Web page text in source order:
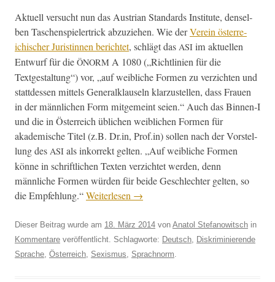
Aktuell ver­sucht nun das Aus­tri­an Stan­dards Insti­tute, densel­
ben Taschen­spiel­er­trick abzuziehen. Wie derVere­in öster­re­
ichis­ch­er Juristin­nen berichtet, schlägt das ASI im aktuellen
Entwurf für die ÖNORM A 1080 („Richtlin­ien für die
Textgestal­tung“) vor, „auf weib­liche For­men zu verzicht­en und
stattdessen mit­tels Gen­er­alk­lauseln klarzustellen, dass Frauen
in der männlichen Form mit­ge­meint seien.“ Auch das Binnen‑I
und die in Öster­re­ich üblichen weib­lichen For­men für
akademis­che Titel (z.B. Dr.in, Prof.in) sollen nach der Vorstel­
lung des ASI als inko­r­rekt gel­ten. „Auf weib­liche For­men
könne in schriftlichen Tex­ten verzichtet wer­den, denn
männliche For­men wür­den für bei­de Geschlechter gel­ten, so
die Empfehlung.“Weit­er­lesen →
Dieser Beitrag wurde am 18. März 2014 von Anatol Stefanowitsch in
Kommentare veröffentlicht. Schlagworte: Deutsch
Diskriminierende
Sprache Österreich Sexismus Sprachnorm